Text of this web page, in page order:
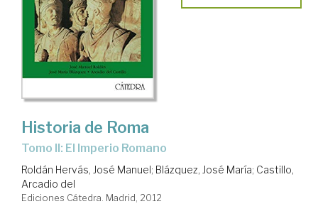
Historia de Roma
Tomo II: El Imperio Romano
Roldán Hervás, José Manuel; Blázquez, José María; Castillo,
Arcadio del
Ediciones Cátedra. Madrid, 2012